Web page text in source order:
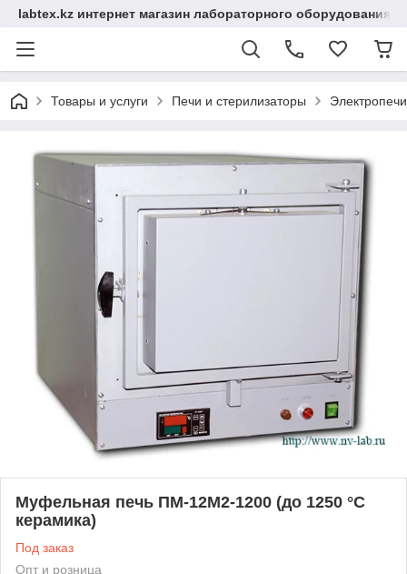
labtex.kz интернет магазин лабораторного оборудования
Товары и услуги Печи и стерилизаторы Электропечи
Муфельная печь ПМ-12М2-1200 (до 1250 °С
керамика)
Под заказ
Опт и розница